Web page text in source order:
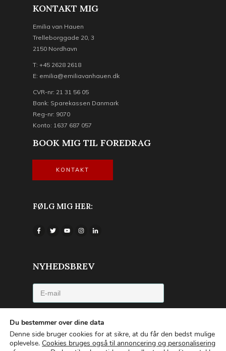
KONTAKT MIG
Emilia van Hauen
Trelleborggade 20, 3
2150 Nordhavn
T: +45 2628 2618
E: emilia@emiliavanhauen.dk
CVR-nr: 21 31 56 05
Bank: Sparekassen Danmark
Reg-nr: 9070
Konto: 1637 687 057
BOOK MIG TIL FOREDRAG
KONTAKT
FØLG MIG HER:
NYHEDSBREV
TILMELD NYHEDSBREVET
Du bestemmer over dine data
Denne side bruger cookies for at sikre, at du får den bedst mulige
oplevelse. Cookies bruges også til annoncering og personalisering